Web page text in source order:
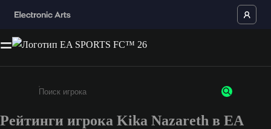
Введите не менее 3 символов или цифр
Рейтинги игрока Kika Nazareth в EA